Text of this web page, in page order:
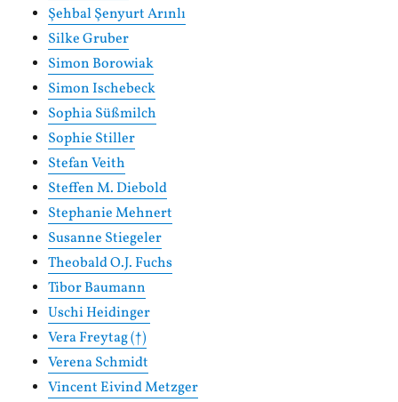
Şehbal Şenyurt Arınlı
Silke Gruber
Simon Borowiak
Simon Ischebeck
Sophia Süßmilch
Sophie Stiller
Stefan Veith
Steffen M. Diebold
Stephanie Mehnert
Susanne Stiegeler
Theobald O.J. Fuchs
Tibor Baumann
Uschi Heidinger
Vera Freytag (†)
Verena Schmidt
Vincent Eivind Metzger